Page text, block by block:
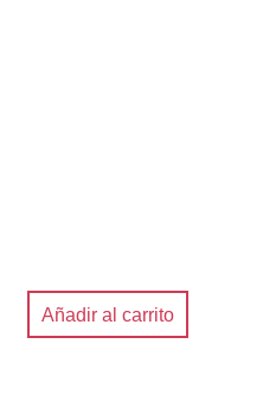
Añadir al carrito